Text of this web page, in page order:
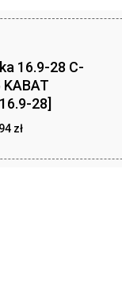
16.9-28 C-
KABAT
28]
zł